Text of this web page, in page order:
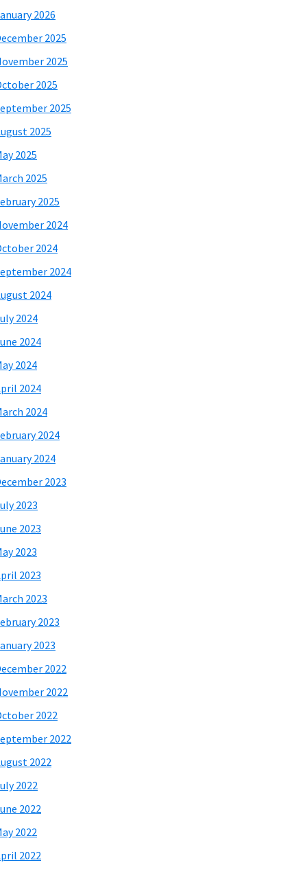
2026
2025
2025
2025
2025
2025
2025
2025
2025
2024
2024
2024
2024
2024
2024
2024
2024
2024
2024
2024
2023
2023
2023
2023
2023
2023
2023
2023
2022
2022
2022
2022
2022
2022
2022
2022
2022